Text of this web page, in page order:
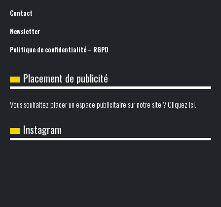
Contact
Newsletter
Politique de confidentialité – RGPD
Placement de publicité
Vous souhaitez placer un espace publicitaire sur notre site ? Cliquez ici.
Instagram